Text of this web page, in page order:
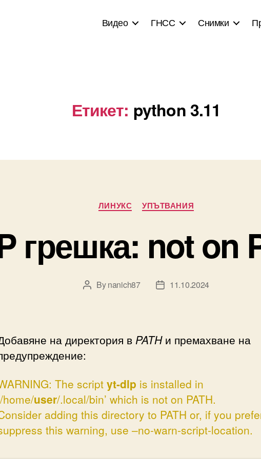
Видео ГНСС Снимки
Етикет: python 3.11
Categories
ЛИНУКС УПЪТВАНИЯ
грешка: not on
PostBynanich87
Post11.10.2024
на директория в PATHи премахване на
The script yt-dlp is installed in
home/user/.local/bin’ which is not on PATH.
adding this directory to PATH or, if you
this warning, use –no-warn-script-location.